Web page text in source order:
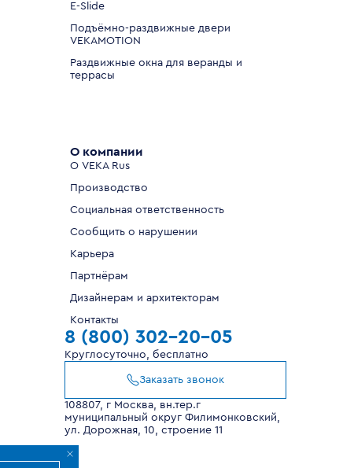
E-Slide
Подъёмно-раздвижные двери
VEKAMOTION
Раздвижные окна для веранды и
террасы
О компании
О VEKA Rus
Производство
Социальная ответственность
Сообщить о нарушении
Карьера
Партнёрам
Дизайнерам и архитекторам
Контакты
8 (800) 302-20-05
Круглосуточно, бесплатно
Заказать звонок
108807, г Москва, вн.тер.г
муниципальный округ Филимонковский,
ул. Дорожная, 10, строение 11